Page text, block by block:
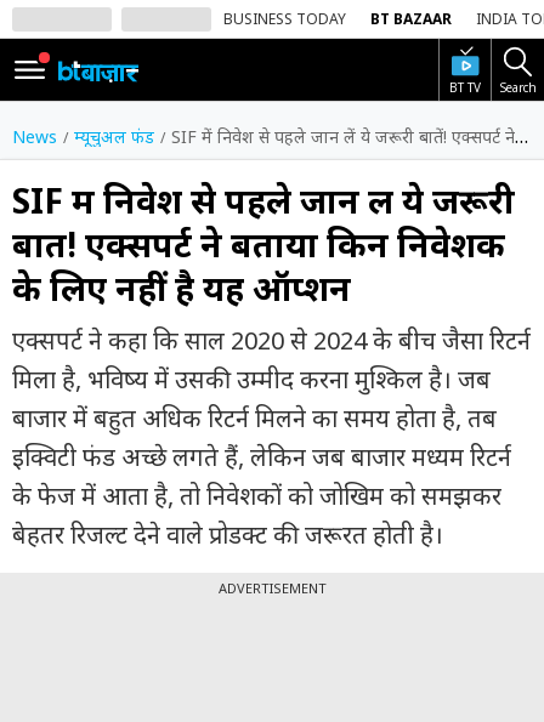
BUSINESS TODAY BT BAZAAR INDIA
BT TV Search
SIGN
IN
Dark
Mode
होम
शेयर
बाज़ार
वीडियो
ट्रेंडिंग
बिजनेस
न्यूज
पर्सनल
News म्यूचुअल फंड SIF में निवेश से पहले जान लें ये जरूरी बातें! एक्सपर्ट ने बताया किन निवेशक के लिए नहीं है यह ऑप्शन
SIF में निवेश से पहले जान लें ये जरूरी
बातें! एक्सपर्ट ने बताया किन निवेशक
के लिए नहीं है यह ऑप्शन
एक्सपर्ट ने कहा कि साल 2020 से 2024 के बीच जैसा रिटर्न
मिला है, भविष्य में उसकी उम्मीद करना मुश्किल है। जब
बाजार में बहुत अधिक रिटर्न मिलने का समय होता है, तब
इक्विटी फंड अच्छे लगते हैं, लेकिन जब बाजार मध्यम रिटर्न
के फेज में आता है, तो निवेशकों को जोखिम को समझकर
बेहतर रिजल्ट देने वाले प्रोडक्ट की जरूरत होती है।
ADVERTISEMENT